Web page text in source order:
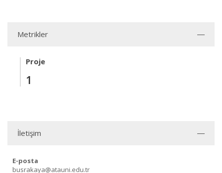
Metrikler
Proje
1
İletişim
E-posta
busrakaya@atauni.edu.tr